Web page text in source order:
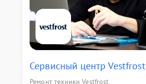
Сервисный центр Vestfrost
Ремонт техники Vestfrost